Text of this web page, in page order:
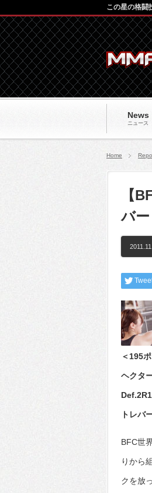
News
ニュース
この星の格闘
Home
【
バー
＜195
ヘクタ
トレバ
BFC世
りから
クを放